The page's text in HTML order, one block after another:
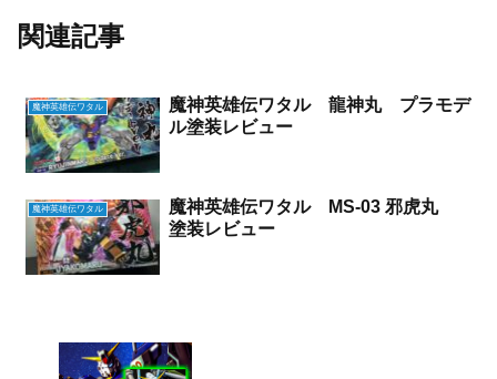
関連記事
魔神英雄伝ワタル
魔神英雄伝ワタル 龍神丸 プラモデ
ル塗装レビュー
魔神英雄伝ワタル
魔神英雄伝ワタル MS-03 邪虎丸
塗装レビュー